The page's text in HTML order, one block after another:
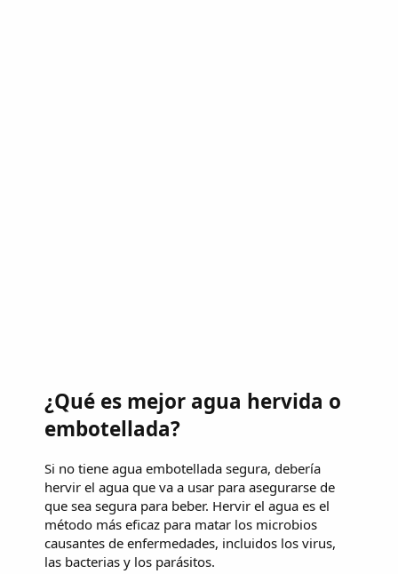
¿Qué es mejor agua hervida o
embotellada?
Si no tiene agua embotellada segura, debería
hervir el agua que va a usar para asegurarse de
que sea segura para beber. Hervir el agua es el
método más eficaz para matar los microbios
causantes de enfermedades, incluidos los virus,
las bacterias y los parásitos.